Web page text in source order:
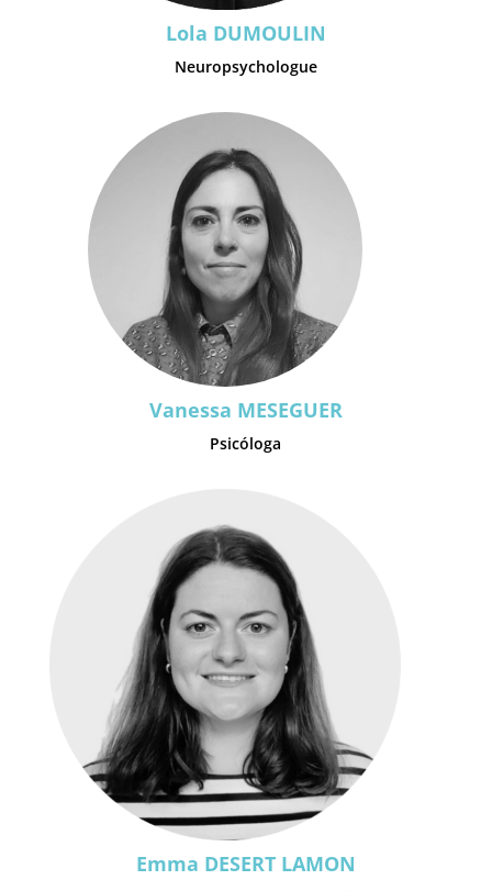
Lola DUMOULIN
Neuropsychologue
Vanessa MESEGUER
Psicóloga
Emma DESERT LAMON